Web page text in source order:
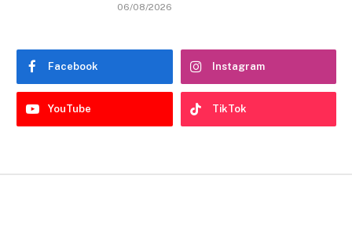
06/08/2026
Facebook Instagram
YouTube TikTok